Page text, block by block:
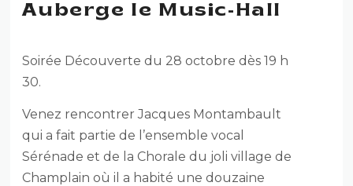
Auberge le Music-Hall
Soirée Découverte du 28 octobre dès 19 h
30.
Venez rencontrer Jacques Montambault
qui a fait partie de l’ensemble vocal
Sérénade et de la Chorale du joli village de
Champlain où il a habité une douzaine